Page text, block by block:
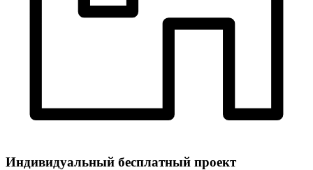
Индивидуальный бесплатный проект